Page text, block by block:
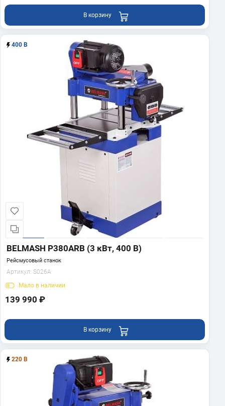
В корзину
400 В
BELMASH P380АRB (3 кВт, 400 В)
Рейсмусовый станок
Артикул: S026A
Мало в наличии
139 990 ₽
В корзину
220 В